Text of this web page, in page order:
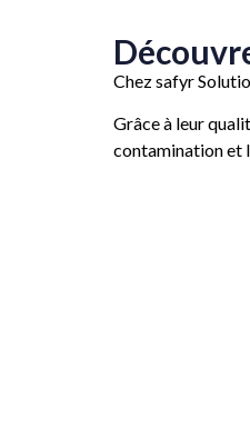
Chez safyr
Grâce à leur
contamination et